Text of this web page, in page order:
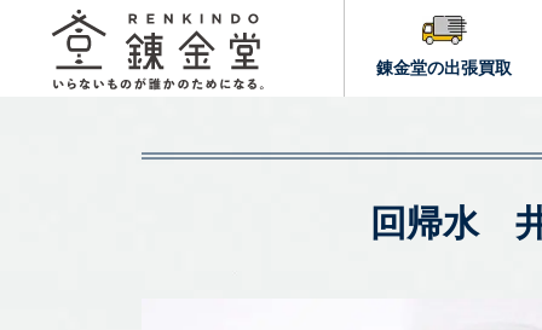
錬金堂の出張買取
回帰水